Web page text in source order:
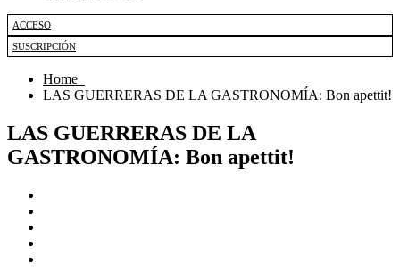
ACCESO
SUSCRIPCIÓN
Home
LAS GUERRERAS DE LA GASTRONOMÍA: Bon apettit!
LAS GUERRERAS DE LA
GASTRONOMÍA: Bon apettit!